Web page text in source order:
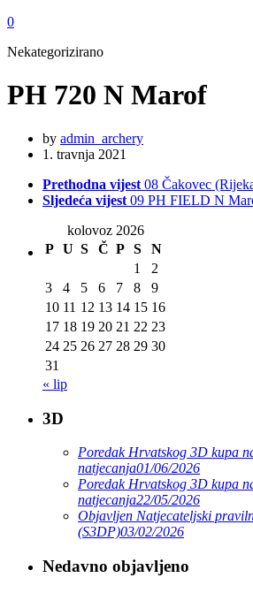
0
Nekategorizirano
PH 720 N Marof
by admin_archery
1. travnja 2021
Prethodna vijest 08 Čakovec
Sljedeća vijest 09 PH FIELD N
kolovoz 2026
P U S Č P S
N
1
2
3
4 5 6 7 8
9
10 11 12 13 14 15 16
17 18 19 20 21 22 23
24 25 26 27 28 29 30
31
« lip
3D
Poredak Hrvatskog 3D kupa
natjecanja01/06/2026
Poredak Hrvatskog 3D kupa
natjecanja22/05/2026
Objavljen Natjecateljski
(S3DP)03/02/2026
Nedavno objavljeno